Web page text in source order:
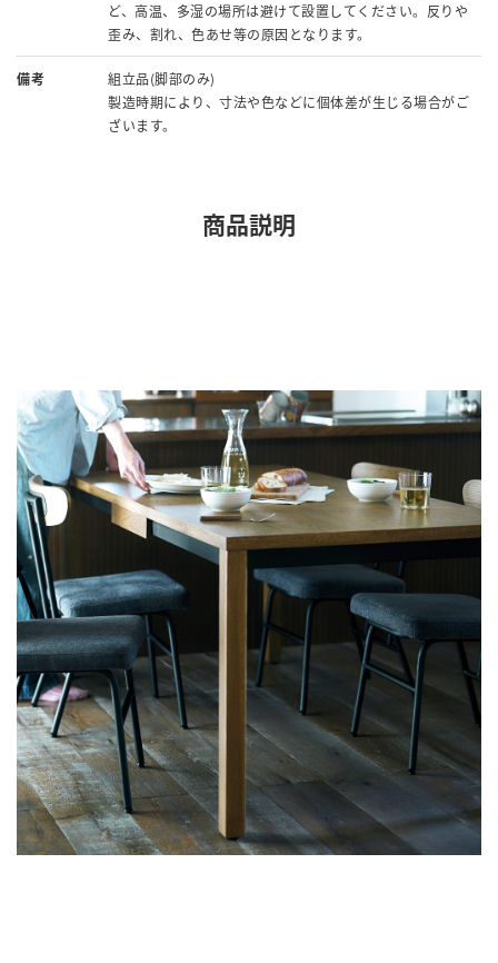
ど、高温、多湿の場所は避けて設置してください。反りや
歪み、割れ、色あせ等の原因となります。
備考
組立品(脚部のみ)
製造時期により、寸法や色などに個体差が生じる場合がご
ざいます。
商品説明